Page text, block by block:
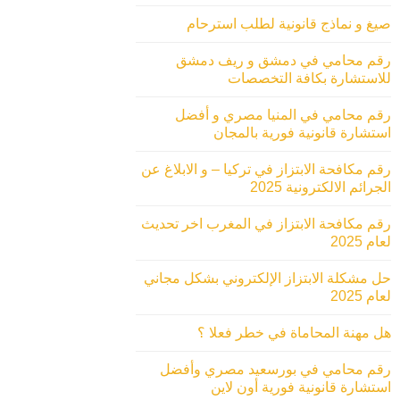
صيغ و نماذج قانونية لطلب استرحام
رقم محامي في دمشق و ريف دمشق
للاستشارة بكافة التخصصات
رقم محامي في المنيا مصري و أفضل
استشارة قانونية فورية بالمجان
رقم مكافحة الابتزاز في تركيا – و الابلاغ عن
الجرائم الالكترونية 2025
رقم مكافحة الابتزاز في المغرب اخر تحديث
لعام 2025
حل مشكلة الابتزاز الإلكتروني بشكل مجاني
لعام 2025
هل مهنة المحاماة في خطر فعلا ؟
رقم محامي في بورسعيد مصري وأفضل
استشارة قانونية فورية أون لاين